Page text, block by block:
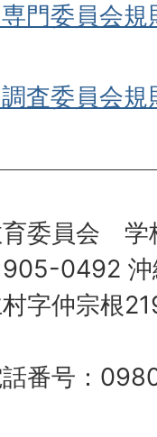
門委員会
査委員会
委員会 学
0492 沖
字仲宗根
話番号：